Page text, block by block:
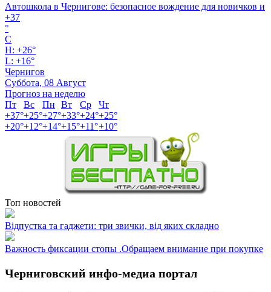
Автошкола в Чернигове: безопасное вождение для новичков и
+37
°
C
H: +26°
L: +16°
Чернигов
Суббота, 08 Август
Прогноз на неделю
Пт
Вс Пн Вт Ср
Чт
+37°+25°+27°+33°+24°+25°
+20°+12°+14°+15°+11°+10°
Топ новостей
Відпустка та гаджети: три звички, від яких складно
Важность фиксации стопы .Обращаем внимание при покупке
Черниговский инфо-медиа портал